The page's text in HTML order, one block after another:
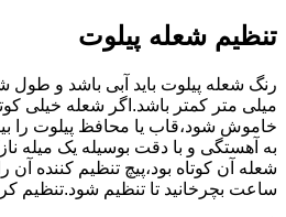
تنظیم شعله پیلوت
میلی متر کمتر باشد.اگر شعله خیلی
خاموش شود،قاب یا محافظ پیلوت را
به آهستگی و با دقت بوسیله یک میله
شعله آن کوتاه بود،پیچ تنظیم کننده
ساعت بچرخانید تا تنظیم شود.تنظیم